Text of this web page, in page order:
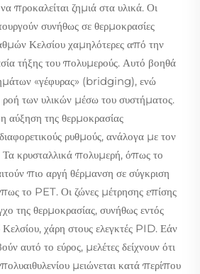
προκαλείται ζημιά στα υλικά. Οι
συνήθως σε θερμοκρασίες
Κελσίου χαμηλότερες από την
τήξης του πολυμερούς. Αυτό βοηθά
«γέφυρας» (bridging), ενώ
ροή των υλικών μέσω του συστήματος.
αύξηση της θερμοκρασίας
ρυθμούς, ανάλογα με τον
κρυσταλλικά πολυμερή, όπως το
πιο αργή θέρμανση σε σύγκριση
το PET. Οι ζώνες μέτρησης επίσης
της θερμοκρασίας, συνήθως εντός
χάρη στους ελεγκτές PID. Εάν
αυτό το εύρος, μελέτες δείχνουν ότι
μειώνεται κατά περίπου